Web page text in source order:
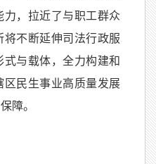
，拉近了与职工群众
不断延伸司法行政服
与载体，全力构建和
民生事业高质量发展
障。